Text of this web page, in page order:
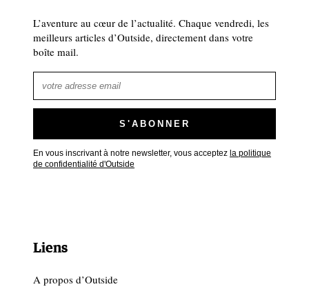
L’aventure au cœur de l’actualité. Chaque vendredi, les
meilleurs articles d’Outside, directement dans votre
boîte mail.
En vous inscrivant à notre newsletter, vous acceptez la politique
de confidentialité d'Outside
Liens
A propos d’Outside